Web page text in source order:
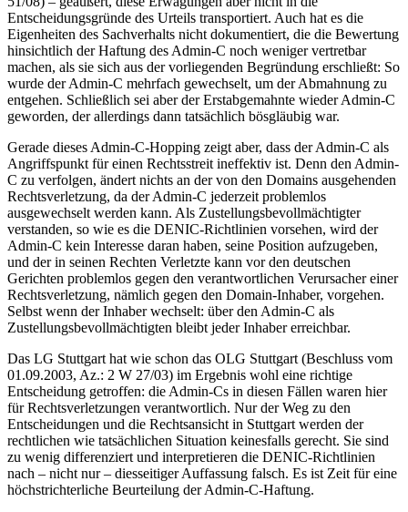
Entscheidungsgründe des Urteils transportiert. Auch hat es die
Eigenheiten des Sachverhalts nicht dokumentiert, die die Bewertung
hinsichtlich der Haftung des Admin-C noch weniger vertretbar
machen, als sie sich aus der vorliegenden Begründung erschließt: So
wurde der Admin-C mehrfach gewechselt, um der Abmahnung zu
entgehen. Schließlich sei aber der Erstabgemahnte wieder Admin-C
geworden, der allerdings dann tatsächlich bösgläubig war.
Gerade dieses Admin-C-Hopping zeigt aber, dass der Admin-C als
Angriffspunkt für einen Rechtsstreit ineffektiv ist. Denn den Admin-
C zu verfolgen, ändert nichts an der von den Domains ausgehenden
Rechtsverletzung, da der Admin-C jederzeit problemlos
ausgewechselt werden kann. Als Zustellungsbevollmächtigter
verstanden, so wie es die DENIC-Richtlinien vorsehen, wird der
Admin-C kein Interesse daran haben, seine Position aufzugeben,
und der in seinen Rechten Verletzte kann vor den deutschen
Gerichten problemlos gegen den verantwortlichen Verursacher einer
Rechtsverletzung, nämlich gegen den Domain-Inhaber, vorgehen.
Selbst wenn der Inhaber wechselt: über den Admin-C als
Zustellungsbevollmächtigten bleibt jeder Inhaber erreichbar.
Das LG Stuttgart hat wie schon das OLG Stuttgart (Beschluss vom
01.09.2003, Az.: 2 W 27/03) im Ergebnis wohl eine richtige
Entscheidung getroffen: die Admin-Cs in diesen Fällen waren hier
für Rechtsverletzungen verantwortlich. Nur der Weg zu den
Entscheidungen und die Rechtsansicht in Stuttgart werden der
rechtlichen wie tatsächlichen Situation keinesfalls gerecht. Sie sind
zu wenig differenziert und interpretieren die DENIC-Richtlinien
nach – nicht nur – diesseitiger Auffassung falsch. Es ist Zeit für eine
höchstrichterliche Beurteilung der Admin-C-Haftung.